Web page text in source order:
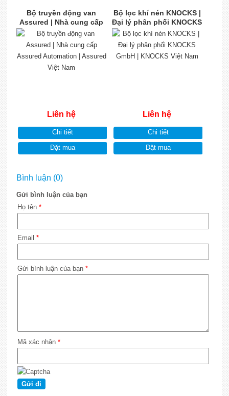
Bộ truyền động van
Assured | Nhà cung cấp
Assured Automation |
Assured Việt Nam
Liên hệ
Chi tiết
Đặt mua
Bộ lọc khí nén KNOCKS |
Đại lý phân phối KNOCKS
GmbH | KNOCKS Việt
Nam
Liên hệ
Chi tiết
Đặt mua
Bình luận (0)
Gửi bình luận của bạn
Họ tên *
Email *
Gửi bình luận của bạn *
Mã xác nhận *